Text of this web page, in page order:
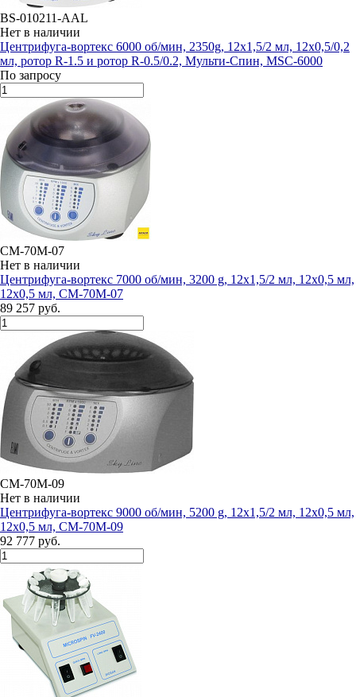
BS-010211-AAL
Нет в наличии
Центрифуга-вортекс 6000 об/мин, 2350g, 12х1,5/2 мл, 12х0,5/0,2
мл, ротор R-1.5 и ротор R-0.5/0.2, Мульти-Cпин, MSC-6000
По запросу
CM-70M-07
Нет в наличии
Центрифуга-вортекс 7000 об/мин, 3200 g, 12х1,5/2 мл, 12х0,5 мл,
12х0,5 мл, СМ-70М-07
89 257 руб.
CM-70M-09
Нет в наличии
Центрифуга-вортекс 9000 об/мин, 5200 g, 12х1,5/2 мл, 12х0,5 мл,
12х0,5 мл, СМ-70М-09
92 777 руб.